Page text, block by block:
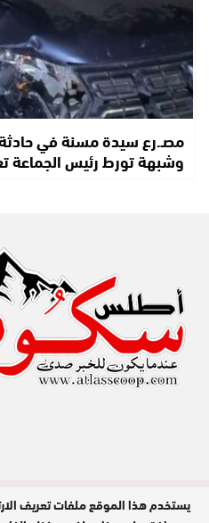
مصـ.رع سيدة مسنة في
وشبهة تورط رئيس الجماعة
مدير النشر : عبد الله عزي / جميع الحقوق
يستخدم هذا الموقع ملفات تعريف